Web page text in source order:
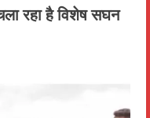
रहा है विशेष सघन